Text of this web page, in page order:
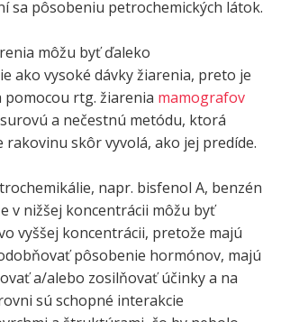
sa pôsobeniu petrochemických látok.
môžu byť ďaleko
ako vysoké dávky žiarenia, preto je
pomocou rtg. žiarenia mamografov
a nečestnú metódu, ktorá
rakovinu skôr vyvolá, ako jej predíde.
napr. bisfenol A, benzén
v nižšej koncentrácii môžu byť
vyššej koncentrácii, pretože majú
pôsobenie hormónov, majú
a/alebo zosilňovať účinky a na
sú schopné interakcie